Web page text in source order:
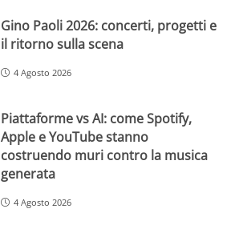
Gino Paoli 2026: concerti, progetti e
il ritorno sulla scena
4 Agosto 2026
Piattaforme vs AI: come Spotify,
Apple e YouTube stanno
costruendo muri contro la musica
generata
4 Agosto 2026